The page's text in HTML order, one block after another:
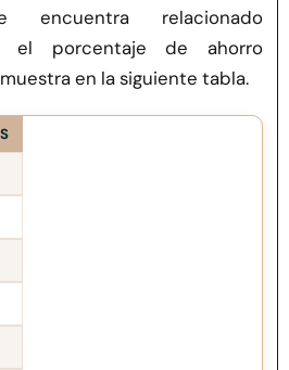
relacionado
el porcentaje de ahorro
en la siguiente tabla.